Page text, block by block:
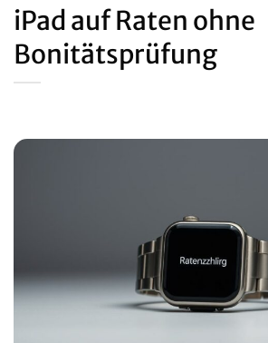
iPad auf Raten ohne
Bonitätsprüfung